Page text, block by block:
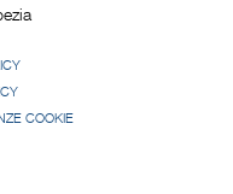
COOKIE